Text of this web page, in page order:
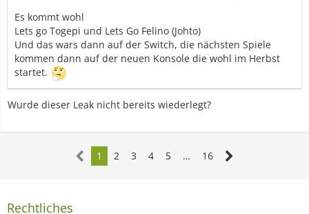
Es kommt wohl
Lets go Togepi und Lets Go Felino (Johto)
Und das wars dann auf der Switch, die nächsten Spiele
kommen dann auf der neuen Konsole die wohl im Herbst
startet.
Wurde dieser Leak nicht bereits wiederlegt?
1 2 3 4 5 … 16
Rechtliches